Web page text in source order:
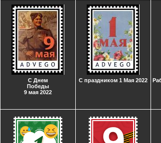
С Днем
Победы
9 мая 2022
С праздником 1 Мая 2022